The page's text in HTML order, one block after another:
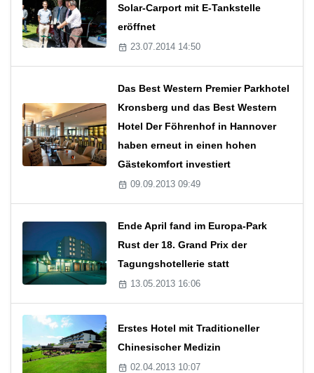
Solar-Carport mit E-Tankstelle
eröffnet
23.07.2014 14:50
Das Best Western Premier Parkhotel
Kronsberg und das Best Western
Hotel Der Föhrenhof in Hannover
haben erneut in einen hohen
Gästekomfort investiert
09.09.2013 09:49
Ende April fand im Europa-Park
Rust der 18. Grand Prix der
Tagungshotellerie statt
13.05.2013 16:06
Erstes Hotel mit Traditioneller
Chinesischer Medizin
02.04.2013 10:07